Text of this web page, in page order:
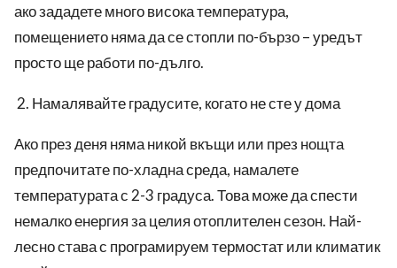
ако зададете много висока температура,
помещението няма да се стопли по-бързо – уредът
просто ще работи по-дълго.
Намалявайте градусите, когато не сте у дома
Ако през деня няма никой вкъщи или през нощта
предпочитате по-хладна среда, намалете
температурата с 2-3 градуса. Това може да спести
немалко енергия за целия отоплителен сезон. Най-
лесно става с програмируем термостат или климатик